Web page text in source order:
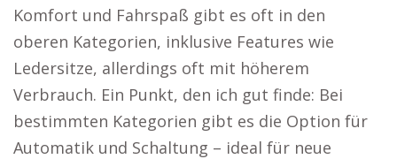
Komfort und Fahrspaß gibt es oft in den
oberen Kategorien, inklusive Features wie
Ledersitze, allerdings oft mit höherem
Verbrauch. Ein Punkt, den ich gut finde: Bei
bestimmten Kategorien gibt es die Option für
Automatik und Schaltung – ideal für neue